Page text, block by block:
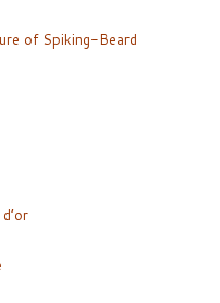
of Spiking-Beard